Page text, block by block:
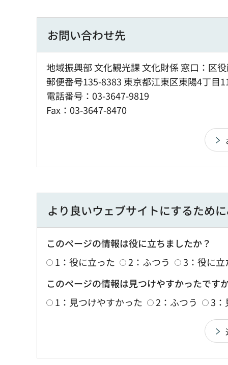
お問い合わせ先
地域振興部 文化観光課 文化財係 窓口：区
郵便番号135-8383 東京都江東区東陽4丁目
電話番号：03-3647-9819
Fax：03-3647-8470
より良いウェブサイトにするため
このページの情報は役に立ちましたか？
1：役に立った
2：ふつう
3：役に
このページの情報は見つけやすかったです
1：見つけやすかった
2：ふつう 3：